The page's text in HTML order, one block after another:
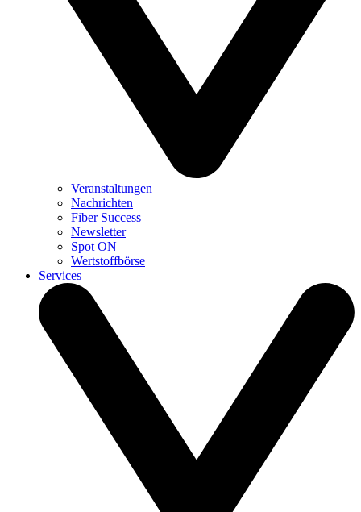
Veranstaltungen
Nachrichten
Fiber Success
Newsletter
Spot ON
Wertstoffbörse
Services